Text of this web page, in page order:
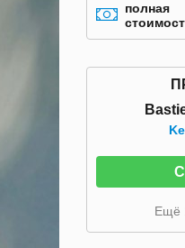
полная
Ещё